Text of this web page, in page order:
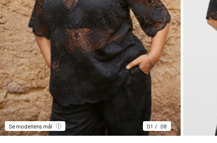
Se modellens mål 01 08